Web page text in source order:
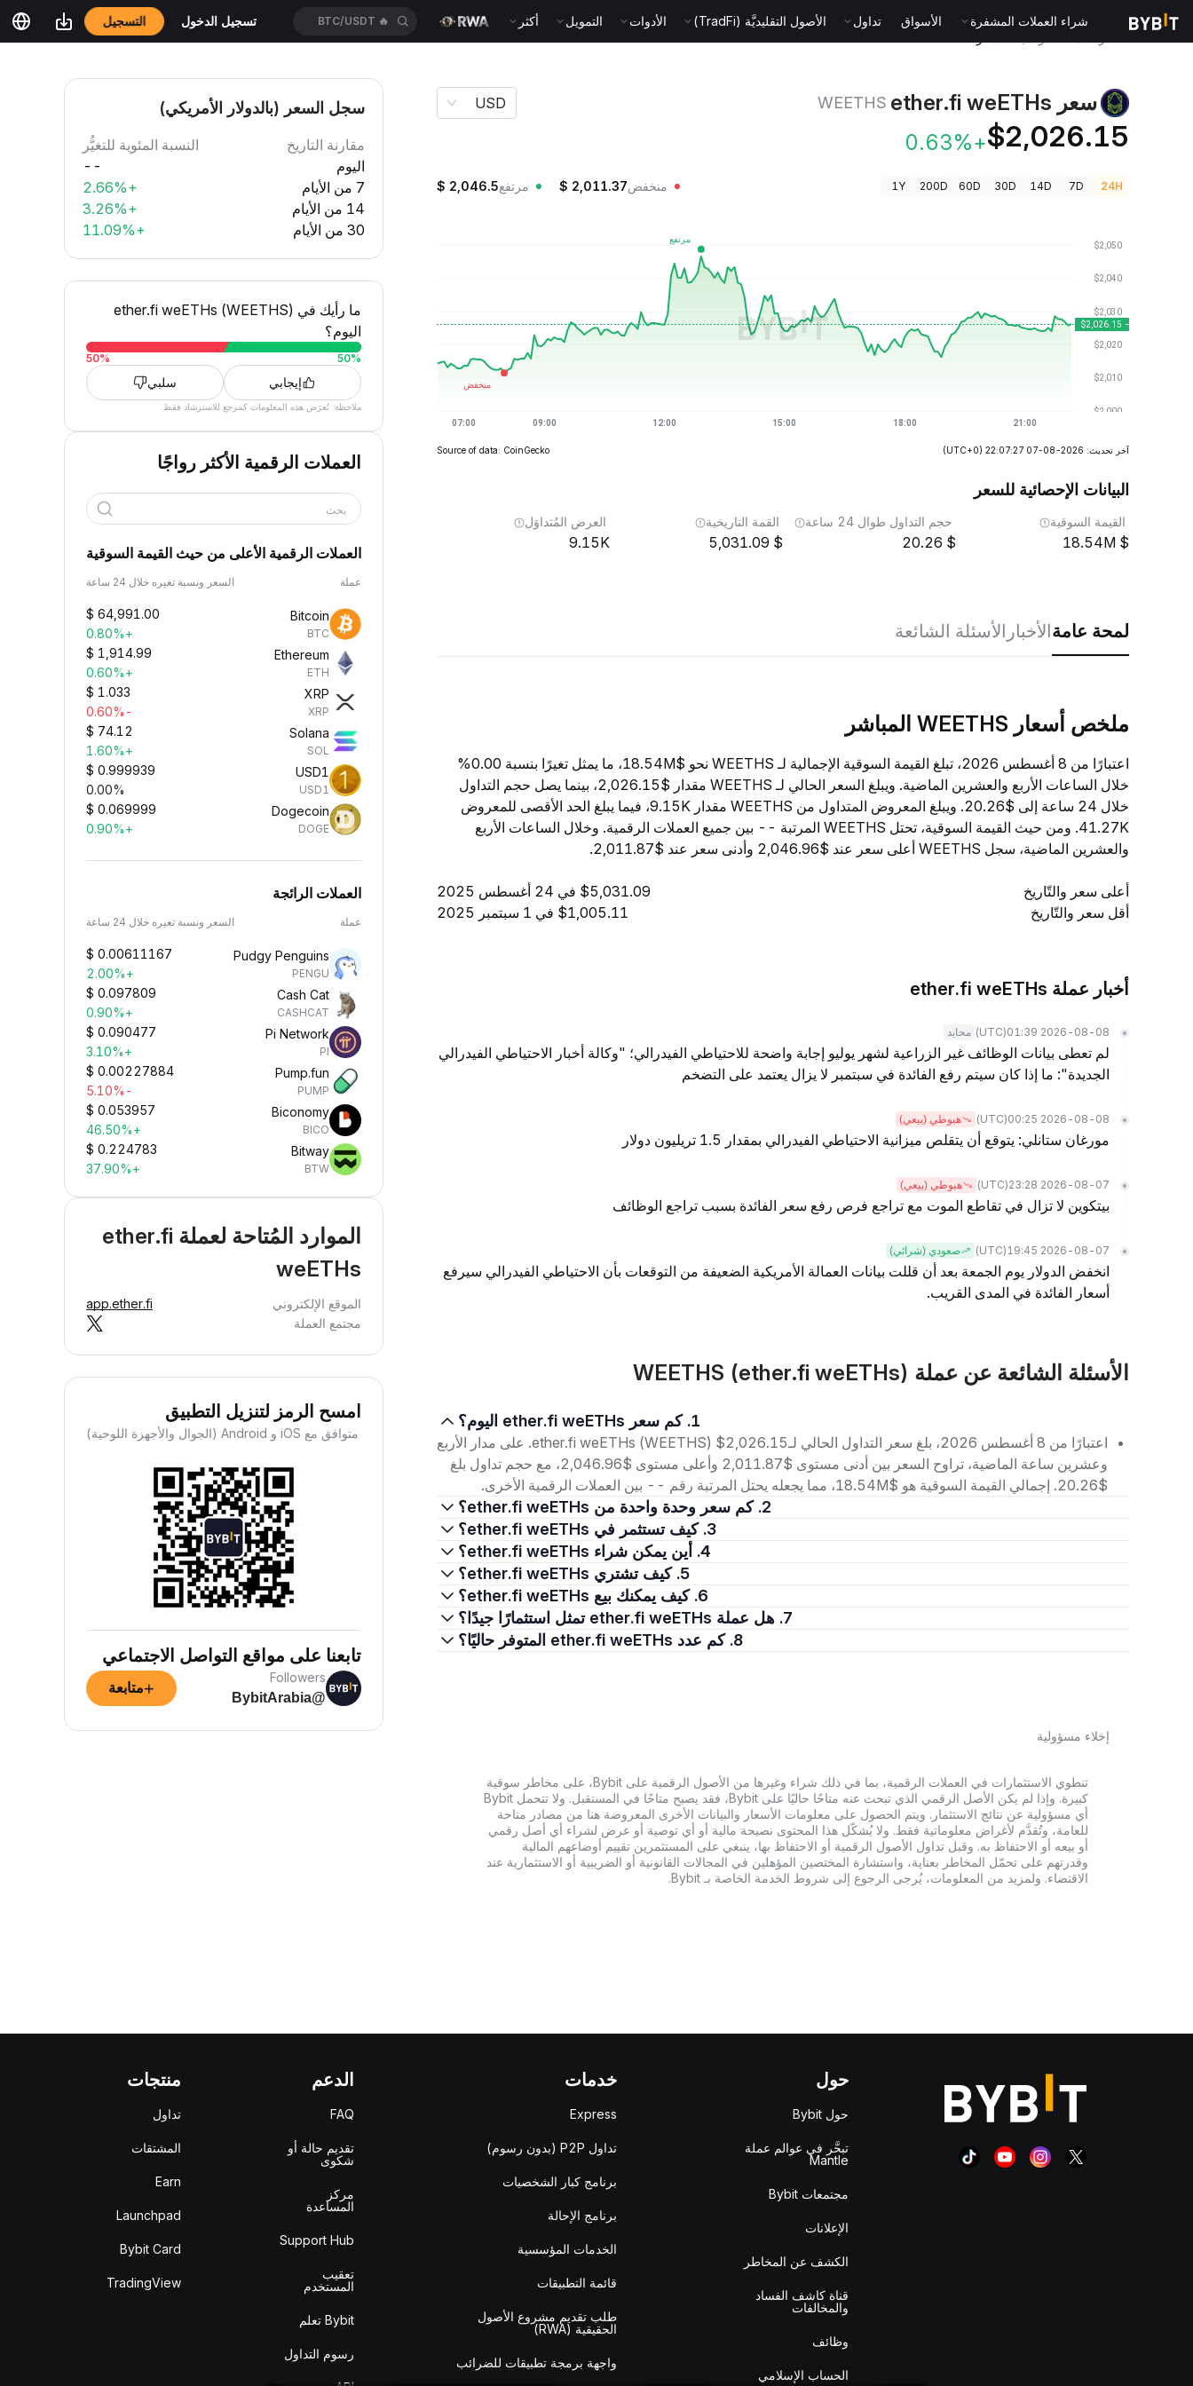
شراء العملات المشفرة الأسواق تداول الأصول التقليديَّة (TradFi) الأدوات التمويل أكثر 🔥
BTC/USDT تسجيل الدخول التسجيل
سعر ether.fi weETHs WEETHS
$2,026.15
+0.63%
USD
24H
7D
14D
30D
60D
200D
1Y منخفض $ 2,011.37 مرتفع $ 2,046.5
آخر تحديث: 2026-08-07 22:07:27 (UTC+0)
Source of data: CoinGecko
البيانات الإحصائية للسعر
القيمة السوقية
18.54M
حجم التداول طوال 24 ساعة
20.26
القمة التاريخية
5,031.09
العرض المُتداوَل
9.15K
لمحة عامةالأخبار الأسئلة الشائعة
ملخص أسعار WEETHS المباشر
اعتبارًا من 8 أغسطس 2026، تبلغ القيمة السوقية الإجمالية لـ WEETHS نحو $18.54M، ما يمثل تغيرًا بنسبة 0.00%
خلال الساعات الأربع والعشرين الماضية. ويبلغ السعر الحالي لـ WEETHS مقدار $2,026.15، بينما يصل حجم التداول
خلال 24 ساعة إلى $20.26. ويبلغ المعروض المتداول من WEETHS مقدار 9.15K، فيما يبلغ الحد الأقصى للمعروض
41.27K. ومن حيث القيمة السوقية، تحتل WEETHS المرتبة -- بين جميع العملات الرقمية. وخلال الساعات الأربع
والعشرين الماضية، سجل WEETHS أعلى سعر عند $2,046.96 وأدنى سعر عند $2,011.87.
أعلى سعر والتّاريخ
$5,031.09 في 24 أغسطس 2025
أقل سعر والتّاريخ
$1,005.11 في 1 سبتمبر 2025
أخبار عملة ether.fi weETHs
2026-08-08 01:39
(UTC) محايد
لم تعطى بيانات الوظائف غير الزراعية لشهر يوليو إجابة واضحة للاحتياطي الفيدرالي؛ "وكالة أخبار الاحتياطي الفيدرالي
الجديدة": ما إذا كان سيتم رفع الفائدة في سبتمبر لا يزال يعتمد على التضخم
2026-08-08 00:25
(UTC) هبوطي (بيعي)
مورغان ستانلي: يتوقع أن يتقلص ميزانية الاحتياطي الفيدرالي بمقدار 1.5 تريليون دولار
2026-08-07 23:28
(UTC) هبوطي (بيعي)
بيتكوين لا تزال في تقاطع الموت مع تراجع فرص رفع سعر الفائدة بسبب تراجع الوظائف
2026-08-07 19:45
(UTC) صعودي (شرائي)
انخفض الدولار يوم الجمعة بعد أن قللت بيانات العمالة الأمريكية الضعيفة من التوقعات بأن الاحتياطي الفيدرالي سيرفع
أسعار الفائدة في المدى القريب.
الأسئلة الشائعة عن عملة WEETHS (ether.fi weETHs)
1. كم سعر ether.fi weETHs اليوم؟
اعتبارًا من 8 أغسطس 2026، بلغ سعر التداول الحالي لـether.fi weETHs (WEETHS) $2,026.15. على مدار الأربع
وعشرين ساعة الماضية، تراوح السعر بين أدنى مستوى $2,011.87 وأعلى مستوى $2,046.96، مع حجم تداول بلغ
$20.26. إجمالي القيمة السوقية هو $18.54M، مما يجعله يحتل المرتبة رقم -- بين العملات الرقمية الأخرى.
2. كم سعر وحدة واحدة من ether.fi weETHs؟
3. كيف تستثمر في ether.fi weETHs؟
4. أين يمكن شراء ether.fi weETHs؟
5. كيف تشتري ether.fi weETHs؟
6. كيف يمكنك بيع ether.fi weETHs؟
7. هل عملة ether.fi weETHs تمثل استثمارًا جيدًا؟
8. كم عدد ether.fi weETHs المتوفر حاليًا؟
إخلاء مسؤولية
تنطوي الاستثمارات في العملات الرقمية، بما في ذلك شراء وغيرها من الأصول الرقمية على Bybit، على مخاطر سوقية
كبيرة. وإذا لم يكن الأصل الرقمي الذي تبحث عنه متاحًا حاليًا على Bybit، فقد يصبح متاحًا في المستقبل. ولا تتحمل Bybit
أي مسؤولية عن نتائج الاستثمار. ويتم الحصول على معلومات الأسعار والبيانات الأخرى المعروضة هنا من مصادر متاحة
للعامة، وتُقدَّم لأغراض معلوماتية فقط. ولا يُشكّل هذا المحتوى نصيحة مالية أو أي توصية أو عرض لشراء أي أصل رقمي
أو بيعه أو الاحتفاظ به. وقبل تداول الأصول الرقمية أو الاحتفاظ بها، ينبغي على المستثمرين تقييم أوضاعهم المالية
وقدرتهم على تحمّل المخاطر بعناية، واستشارة المختصين المؤهلين في المجالات القانونية أو الضريبية أو الاستثمارية عند
الاقتضاء. ولمزيد من المعلومات، يُرجى الرجوع إلى شروط الخدمة الخاصة بـ Bybit.
سجل السعر (بالدولار الأمريكي)
مقارنة التاريخ
النسبة المئوية للتغيُّر
اليوم
--
7 من الأيام
+2.66%
14 من الأيام
+3.26%
30 من الأيام
+11.09%
ما رأيك في ether.fi weETHs (WEETHS)
اليوم؟
50%
50%
إيجابي سلبي
ملاحظة: تُعرَض هذه المعلومات كمرجع للاسترشاد فقط.
العملات الرقمية الأكثر رواجًا
بحث
العملات الرقمية الأعلى من حيث القيمة السوقية
عملة السعر ونسبة تغيره خلال 24 ساعة
Bitcoin
BTC
$ 64,991.00
+0.80%
Ethereum
ETH
$ 1,914.99
+0.60%
XRP
XRP
$ 1.033
-0.60%
Solana
SOL
$ 74.12
+1.60%
USD1
USD1
$ 0.999939
0.00%
Dogecoin
DOGE
$ 0.069999
+0.90%
العملات الرائجة
عملة السعر ونسبة تغيره خلال 24 ساعة
Pudgy Penguins
PENGU
$ 0.00611167
+2.00%
Cash Cat
CASHCAT
$ 0.097809
+0.90%
Pi Network
PI
$ 0.090477
+3.10%
Pump.fun
PUMP
$ 0.00227884
-5.10%
Biconomy
BICO
$ 0.053957
+46.50%
Bitway
BTW
$ 0.224783
+37.90%
الموارد المُتاحة لعملة ether.fi
weETHs
الموقع الإلكتروني
app.ether.fi
مجتمع العملة
امسح الرمز لتنزيل التطبيق
متوافق مع iOS و Android (الجوال والأجهزة اللوحية)
تابعنا على مواقع التواصل الاجتماعي
Followers
@BybitArabia
+متابعة
حول
حول Bybit
تبحَّر في عوالم عملة
Mantle
مجتمعات Bybit
الإعلانات
الكشف عن المخاطر
قناة كاشف الفساد
والمخالفات
وظائف
الحساب الإسلامي
خدمات
Express
تداول P2P (بدون رسوم)
برنامج كبار الشخصيات
برنامج الإحالة
الخدمات المؤسسية
قائمة التطبيقات
طلب تقديم مشروع الأصول
الحقيقية (RWA)
واجهة برمجة تطبيقات للضرائب
الدعم
FAQ
تقديم حالة أو
شكوى
مركز
المساعدة
Support Hub
تعقيب
المستخدم
Bybit تعلم
رسوم التداول
منتجات
تداول
المشتقات
Earn
Launchpad
Bybit Card
TradingView